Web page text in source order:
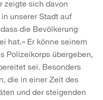
zeigte sich davon
unserer Stadt auf
die Bevölkerung
hat.» Er könne seinem
Polizeikorps übergeben,
sei. Besonders
die in einer Zeit des
und der steigenden